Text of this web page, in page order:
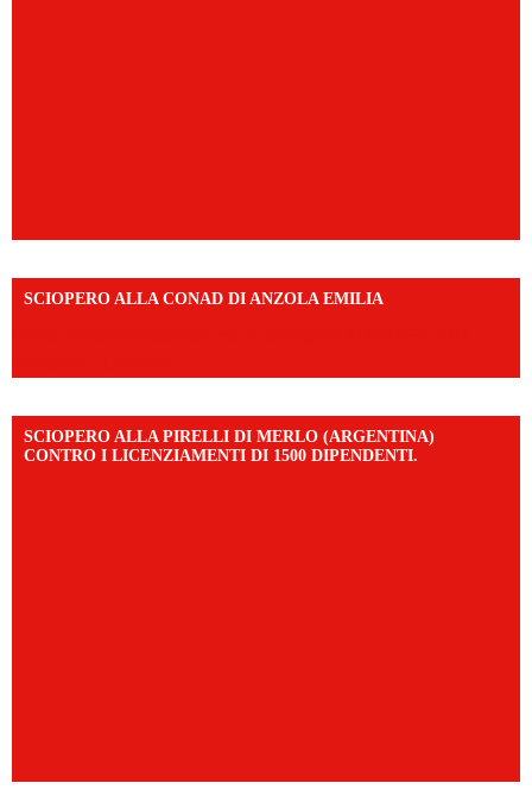
SCIOPERO ALLA CONAD DI ANZOLA EMILIA
SCIOPERO ALLA PIRELLI DI MERLO (ARGENTINA)
CONTRO I LICENZIAMENTI DI 1500 DIPENDENTI.